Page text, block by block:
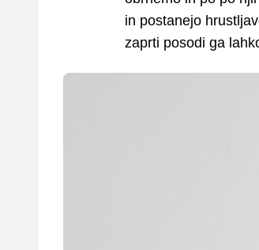
in postanejo
zaprti posodi ga